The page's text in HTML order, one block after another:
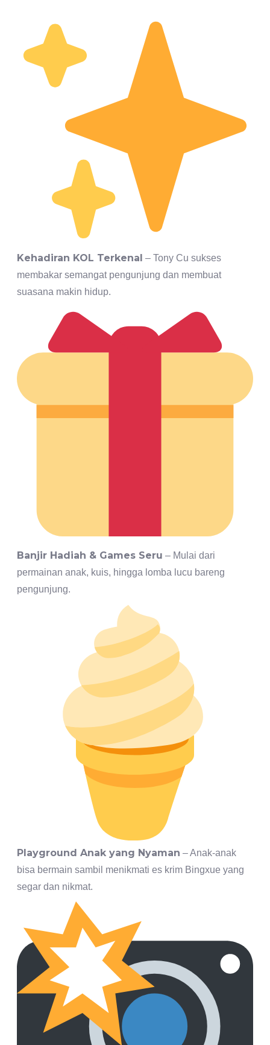
Kehadiran KOL Terkenal – Tony Cu sukses
membakar semangat pengunjung dan membuat
suasana makin hidup.
Banjir Hadiah & Games Seru – Mulai dari
permainan anak, kuis, hingga lomba lucu bareng
pengunjung.
Playground Anak yang Nyaman – Anak-anak
bisa bermain sambil menikmati es krim Bingxue yang
segar dan nikmat.